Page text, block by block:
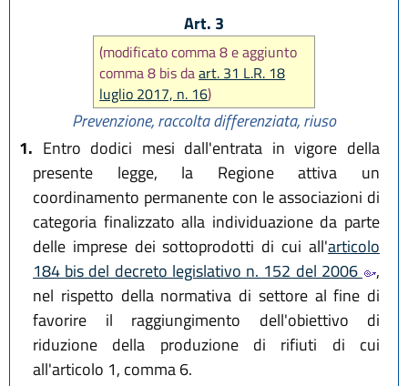
Art. 3
(modificato comma 8 e aggiunto
comma 8 bis daart. 31 L.R. 18
luglio 2017, n. 16)
Prevenzione, raccolta differenziata, riuso
1. Entro dodici mesi dall'entrata in vigore della
presente legge, la Regione attiva un
coordinamento permanente con le associazioni di
categoria finalizzato alla individuazione da parte
delle imprese dei sottoprodotti di cui all'articolo
184 bis del decreto legislativo n. 152 del 2006
,
nel rispetto della normativa di settore al fine di
favorire il raggiungimento dell'obiettivo di
riduzione della produzione di rifiuti di cui
all'articolo 1, comma 6.